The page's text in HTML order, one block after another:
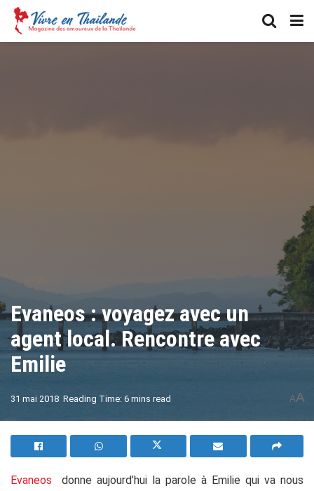
Evaneos : voyagez avec un
agent local. Rencontre avec
Emilie
31 mai 2018 Reading Time: 6 mins read AA
Evaneos
donne aujourd’hui la parole à Emilie qui va nous